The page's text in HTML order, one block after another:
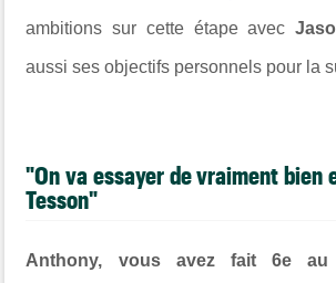
ambitions sur cette étape avec
aussi ses objectifs personnels pour la
"On va essayer de vraiment bien
Tesson"
Anthony, vous avez fait 6e au